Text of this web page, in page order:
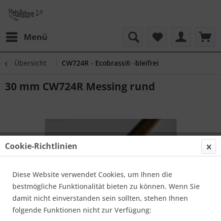
Menü
Übersicht CW724R - Ecobrass® -bleifrei
30 mm CW724R Messing rund
Cookie-Richtlinien
Diese Website verwendet Cookies, um Ihnen die
bestmögliche Funktionalität bieten zu können. Wenn Sie
damit nicht einverstanden sein sollten, stehen Ihnen
folgende Funktionen nicht zur Verfügung: